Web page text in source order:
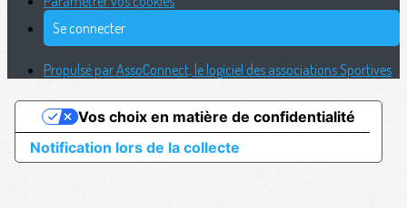
Se connecter
Propulsé par AssoConnect, le logiciel des associations Sportives
Notification lors de la collecte
Vos choix en matière de confidentialité